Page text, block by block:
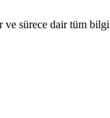
sürece dair tüm bilgi